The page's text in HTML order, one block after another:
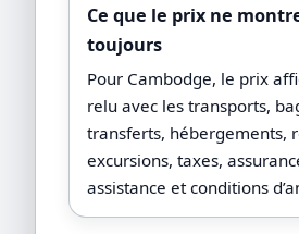
Ce que le prix ne
toujours
Pour Cambodge, le prix
relu avec les transports,
transferts, hébergements,
excursions, taxes,
assistance et conditions